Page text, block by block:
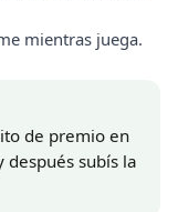
mientras juega.
de premio en
después subís la